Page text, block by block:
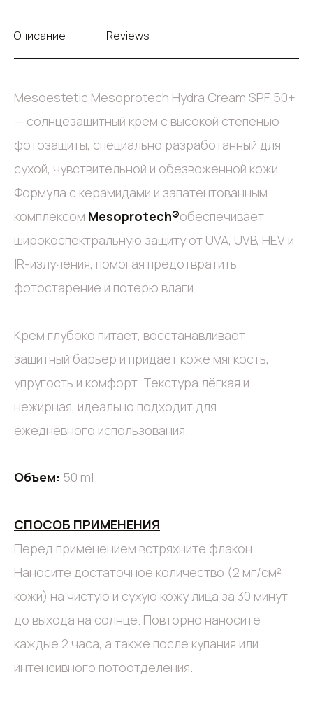
Описание Reviews
Mesoestetic Mesoprotech Hydra Cream SPF 50+
— солнцезащитный крем с высокой степенью
фотозащиты, специально разработанный для
сухой, чувствительной и обезвоженной кожи.
Формула с керамидами и запатентованным
комплексом Mesoprotech®обеспечивает
широкоспектральную защиту от UVA, UVB, HEV и
IR-излучения, помогая предотвратить
фотостарение и потерю влаги.
Крем глубоко питает, восстанавливает
защитный барьер и придаёт коже мягкость,
упругость и комфорт. Текстура лёгкая и
нежирная, идеально подходит для
ежедневного использования.
Объем: 50 ml
СПОСОБ ПРИМЕНЕНИЯ
Перед применением встряхните флакон.
Наносите достаточное количество (2 мг/см²
кожи) на чистую и сухую кожу лица за 30 минут
до выхода на солнце. Повторно наносите
каждые 2 часа, а также после купания или
интенсивного потоотделения.